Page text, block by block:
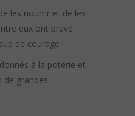
les nourrir et de les
eux ont bravé
de courage !
à la poterie et
de grandes